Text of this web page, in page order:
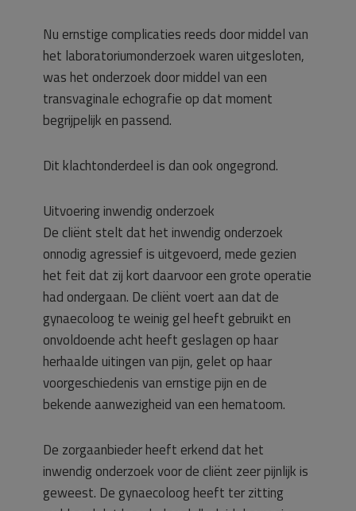
Nu ernstige complicaties reeds door middel van
het laboratoriumonderzoek waren uitgesloten,
was het onderzoek door middel van een
transvaginale echografie op dat moment
begrijpelijk en passend.
Dit klachtonderdeel is dan ook ongegrond.
Uitvoering inwendig onderzoek
De cliënt stelt dat het inwendig onderzoek
onnodig agressief is uitgevoerd, mede gezien
het feit dat zij kort daarvoor een grote operatie
had ondergaan. De cliënt voert aan dat de
gynaecoloog te weinig gel heeft gebruikt en
onvoldoende acht heeft geslagen op haar
herhaalde uitingen van pijn, gelet op haar
voorgeschiedenis van ernstige pijn en de
bekende aanwezigheid van een hematoom.
De zorgaanbieder heeft erkend dat het
inwendig onderzoek voor de cliënt zeer pijnlijk is
geweest. De gynaecoloog heeft ter zitting